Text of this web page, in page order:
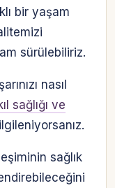
bir yaşam
sürülebiliriz.
nasıl
sağlığı ve
sağlık